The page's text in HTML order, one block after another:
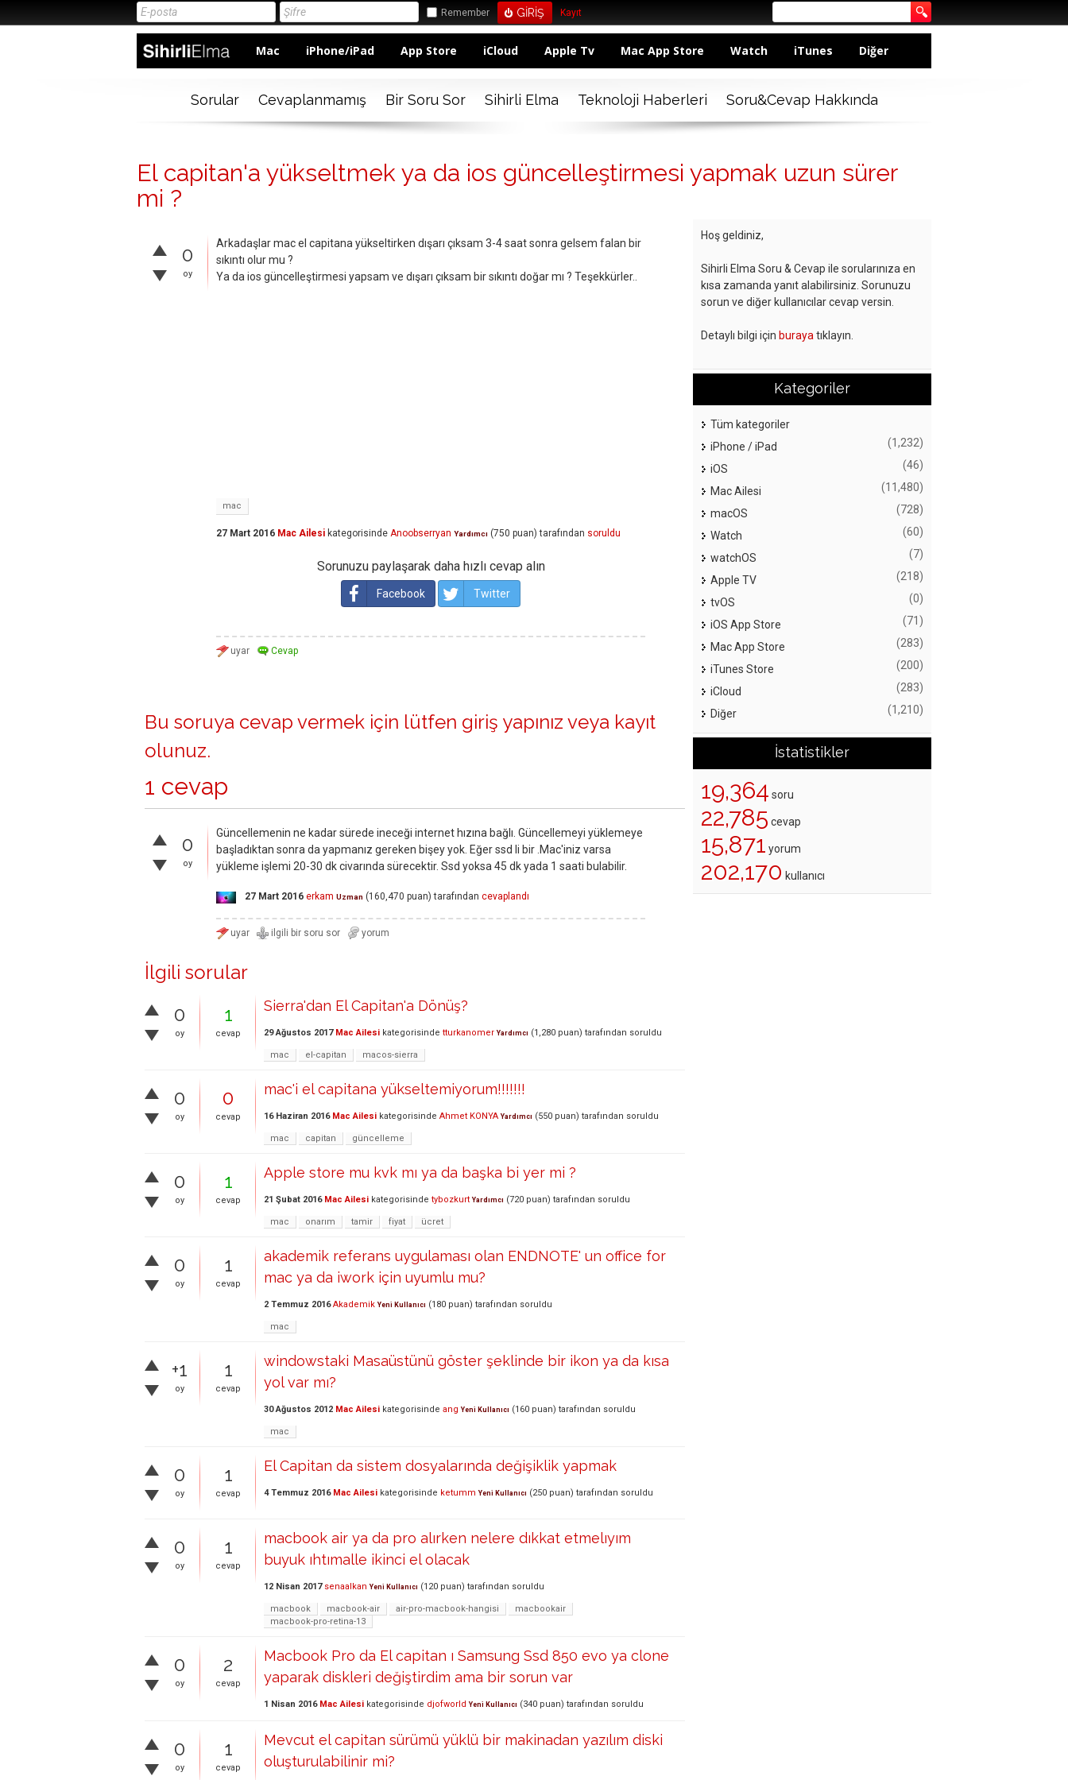
Remember Kayıt
Mac iPhone/iPad App Store iCloud Apple Tv Mac App Store Watch iTunes Diğer
Sorular Cevaplanmamış Bir Soru Sor Sihirli Elma Teknoloji Haberleri Soru&Cevap Hakkında
El capitan'a yükseltmek ya da ios güncelleştirmesi yapmak uzun sürer
mi ?
0
oy
Arkadaşlar mac el capitana yükseltirken dışarı çıksam 3-4 saat sonra gelsem falan bir
sıkıntı olur mu ?
Ya da ios güncelleştirmesi yapsam ve dışarı çıksam bir sıkıntı doğar mı ? Teşekkürler..
mac
27 Mart 2016 Mac Ailesi kategorisinde Anoobserryan Yardımcı (750 puan) tarafından soruldu
Sorunuzu paylaşarak daha hızlı cevap alın
Facebook Twitter
Bu soruya cevap vermek için lütfen giriş yapınız veya kayıt
olunuz.
1 cevap
0
oy
Güncellemenin ne kadar sürede ineceği internet hızına bağlı. Güncellemeyi yüklemeye
başladıktan sonra da yapmanız gereken bişey yok. Eğer ssd li bir .Mac'iniz varsa
yükleme işlemi 20-30 dk civarında sürecektir. Ssd yoksa 45 dk yada 1 saati bulabilir.
27 Mart 2016 erkam Uzman (160,470 puan) tarafından cevaplandı
İlgili sorular
0
oy
1
cevap
Sierra'dan El Capitan'a Dönüş?
29 Ağustos 2017 Mac Ailesi kategorisinde tturkanomer Yardımcı (1,280 puan) tarafından soruldu
mac el-capitan macos-sierra
0
oy
0
cevap
mac'i el capitana yükseltemiyorum!!!!!!!
16 Haziran 2016 Mac Ailesi kategorisinde Ahmet KONYA Yardımcı (550 puan) tarafından soruldu
mac capitan güncelleme
0
oy
1
cevap
Apple store mu kvk mı ya da başka bi yer mi ?
21 Şubat 2016 Mac Ailesi kategorisinde tybozkurt Yardımcı (720 puan) tarafından soruldu
mac onarım tamir fiyat ücret
0
oy
1
cevap
akademik referans uygulaması olan ENDNOTE' un office for
mac ya da iwork için uyumlu mu?
2 Temmuz 2016 Akademik Yeni Kullanıcı (180 puan) tarafından soruldu
mac
+1
oy
1
cevap
windowstaki Masaüstünü göster şeklinde bir ikon ya da kısa
yol var mı?
30 Ağustos 2012 Mac Ailesi kategorisinde ang Yeni Kullanıcı (160 puan) tarafından soruldu
mac
0
oy
1
cevap
El Capitan da sistem dosyalarında değişiklik yapmak
4 Temmuz 2016 Mac Ailesi kategorisinde ketumm Yeni Kullanıcı (250 puan) tarafından soruldu
0
oy
1
cevap
macbook air ya da pro alırken nelere dıkkat etmelıyım
buyuk ıhtımalle ikinci el olacak
12 Nisan 2017 senaalkan Yeni Kullanıcı (120 puan) tarafından soruldu
macbook macbook-air air-pro-macbook-hangisi
macbookair
macbook-pro-retina-13
0
oy
2
cevap
Macbook Pro da El capitan ı Samsung Ssd 850 evo ya clone
yaparak diskleri değiştirdim ama bir sorun var
1 Nisan 2016 Mac Ailesi kategorisinde djofworld Yeni Kullanıcı (340 puan) tarafından soruldu
0
oy
1
cevap
Mevcut el capitan sürümü yüklü bir makinadan yazılım diski
oluşturulabilinir mi?
Hoş geldiniz,
Sihirli Elma Soru & Cevap ile sorularınıza en
kısa zamanda yanıt alabilirsiniz. Sorunuzu
sorun ve diğer kullanıcılar cevap versin.
Detaylı bilgi için buraya tıklayın.
Kategoriler
Tüm kategoriler
iPhone / iPad
(1,232)
iOS (46)
Mac Ailesi (11,480)
macOS (728)
Watch (60)
watchOS (7)
Apple TV (218)
tvOS (0)
iOS App Store (71)
Mac App Store (283)
iTunes Store (200)
iCloud (283)
Diğer (1,210)
İstatistikler
19,364 soru
22,785 cevap
15,871 yorum
202,170 kullanıcı